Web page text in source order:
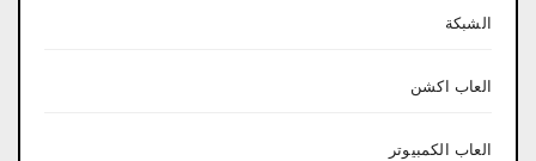
الشبكة
العاب اكشن
العاب الكمبيوتر